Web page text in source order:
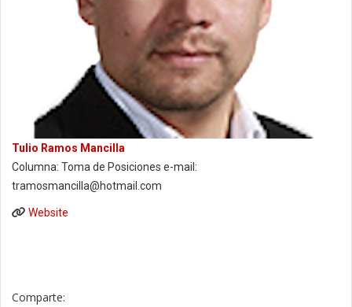
Tulio Ramos Mancilla
Columna: Toma de Posiciones e-mail:
tramosmancilla@hotmail.com
Website
Comparte: